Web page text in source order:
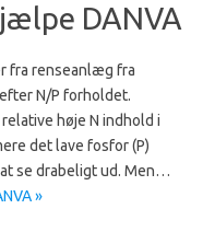
DANVA
fra renseanlæg fra
N/P forholdet.
høje N indhold i
det lave fosfor (P)
se drabeligt ud. Men…
»